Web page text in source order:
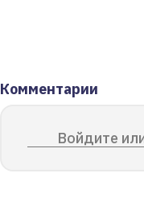
Комментарии
Войдите